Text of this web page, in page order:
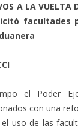
A LA VUELTA
facultades
el Poder
con una
uso de las